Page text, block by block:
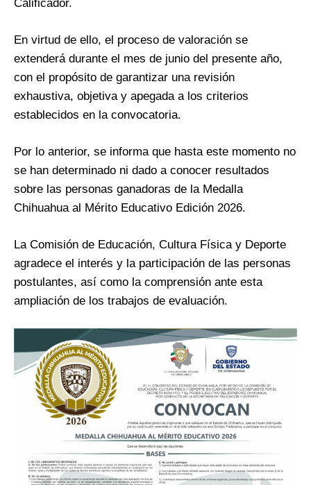
Calificador.
En virtud de ello, el proceso de valoración se
extenderá durante el mes de junio del presente año,
con el propósito de garantizar una revisión
exhaustiva, objetiva y apegada a los criterios
establecidos en la convocatoria.
Por lo anterior, se informa que hasta este momento no
se han determinado ni dado a conocer resultados
sobre las personas ganadoras de la Medalla
Chihuahua al Mérito Educativo Edición 2026.
La Comisión de Educación, Cultura Física y Deporte
agradece el interés y la participación de las personas
postulantes, así como la comprensión ante esta
ampliación de los trabajos de evaluación.